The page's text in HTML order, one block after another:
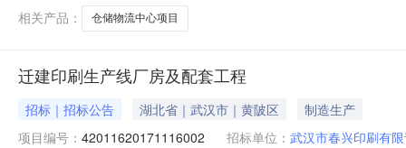
相关产品：
仓储物流中心项目
迁建印刷生产线厂房及配套工程
招标｜招标公告 湖北省｜武汉市｜黄陂区
制造生产
项目编号： 42011620171116002 招标单位： 武汉市春兴印刷有